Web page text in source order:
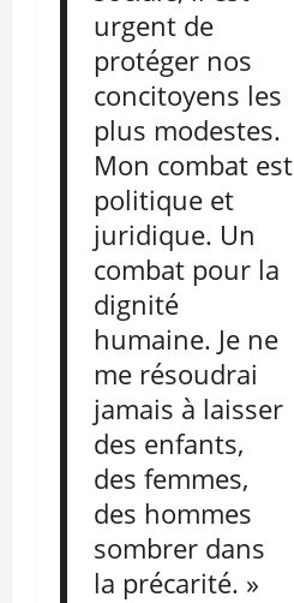
urgent de
protéger nos
concitoyens les
plus modestes.
Mon combat est
politique et
juridique. Un
combat pour la
dignité
humaine. Je ne
me résoudrai
jamais à laisser
des enfants,
des femmes,
des hommes
sombrer dans
la précarité. »